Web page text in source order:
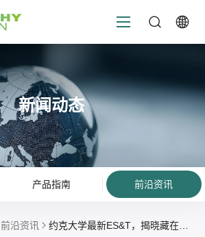
新闻动态
产品指南 前沿资讯
前沿资讯 约克大学最新ES&T，揭晓藏在家用汽车尾气中的秘密